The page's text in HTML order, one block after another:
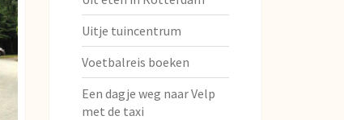
Uitje tuincentrum
Voetbalreis boeken
Een dagje weg naar Velp
met de taxi